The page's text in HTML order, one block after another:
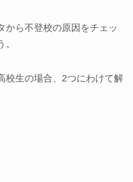
から不登校の原因をチェッ
校生の場合、2つにわけて解